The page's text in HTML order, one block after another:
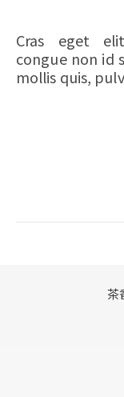
Cras eget elit convallis est condimentum
congue non id
mollis quis,
茶